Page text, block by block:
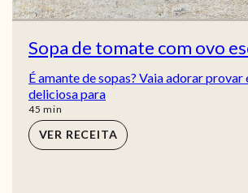
Sopa de tomate com ovo
É amante de sopas? Vaia adorar
deliciosa para
45 min
min
VER RECEITA